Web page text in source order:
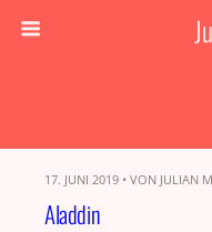
17. JUNI 2019 • VON JULIAN
Aladdin